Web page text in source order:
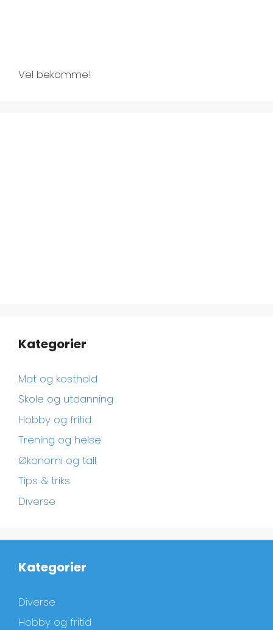
Vel bekomme!
Kategorier
Mat og kosthold
Skole og utdanning
Hobby og fritid
Trening og helse
Økonomi og tall
Tips & triks
Diverse
Kategorier
Diverse
Hobby og fritid